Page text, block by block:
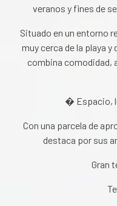
veranos y fines de
Situado en un entorno
muy cerca de la playa
combina comodidad,
� Espacio,
Con una parcela de
destaca por sus
Gran